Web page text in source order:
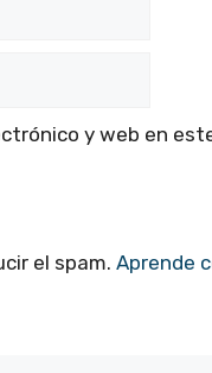
y web en
el spam. Aprende